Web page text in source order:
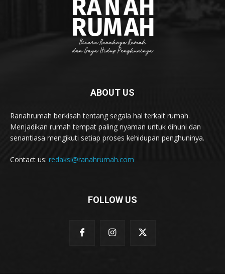
ABOUT US
Ranahrumah berkisah tentang segala hal terkait rumah.
Menjadikan rumah tempat paling nyaman untuk dihuni dan
senantiasa mengikuti setiap proses kehidupan penghuninya.
Contact us: redaksi@ranahrumah.com
FOLLOW US